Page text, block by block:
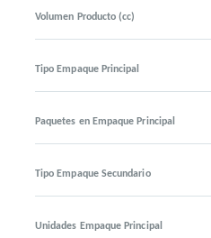
Volumen Producto (cc)
Tipo Empaque Principal
Paquetes en Empaque Principal
Tipo Empaque Secundario
Unidades Empaque Principal